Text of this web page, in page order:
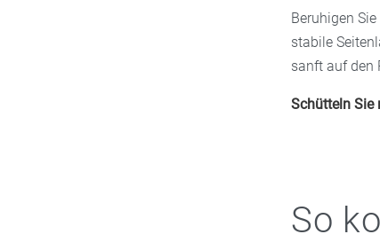
Beruhigen
stabile
sanft auf den
Schütteln Sie
So